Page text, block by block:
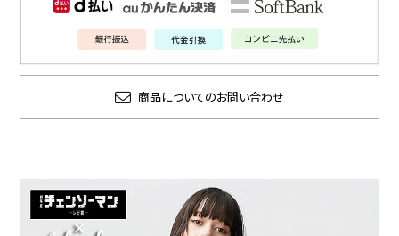
商品についてのお問い合わせ